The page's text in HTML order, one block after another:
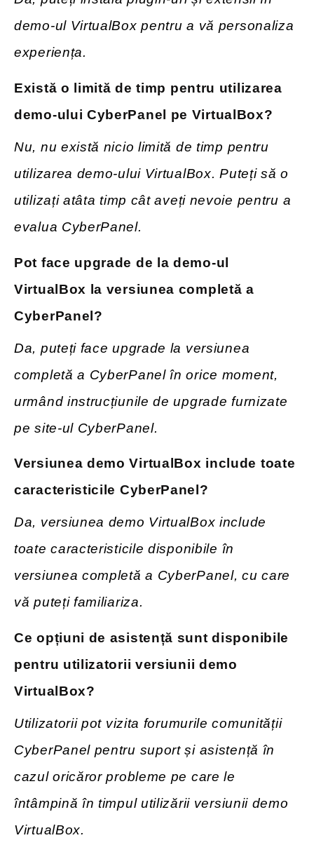
demo-ul VirtualBox pentru a vă personaliza
experiența.
Există o limită de timp pentru utilizarea
demo-ului CyberPanel pe VirtualBox?
Nu, nu există nicio limită de timp pentru
utilizarea demo-ului VirtualBox. Puteți să o
utilizați atâta timp cât aveți nevoie pentru a
evalua CyberPanel.
Pot face upgrade de la demo-ul
VirtualBox la versiunea completă a
CyberPanel?
Da, puteți face upgrade la versiunea
completă a CyberPanel în orice moment,
urmând instrucțiunile de upgrade furnizate
pe site-ul CyberPanel.
Versiunea demo VirtualBox include toate
caracteristicile CyberPanel?
Da, versiunea demo VirtualBox include
toate caracteristicile disponibile în
versiunea completă a CyberPanel, cu care
vă puteți familiariza.
Ce opțiuni de asistență sunt disponibile
pentru utilizatorii versiunii demo
VirtualBox?
Utilizatorii pot vizita forumurile comunității
CyberPanel pentru suport și asistență în
cazul oricăror probleme pe care le
întâmpină în timpul utilizării versiunii demo
VirtualBox.